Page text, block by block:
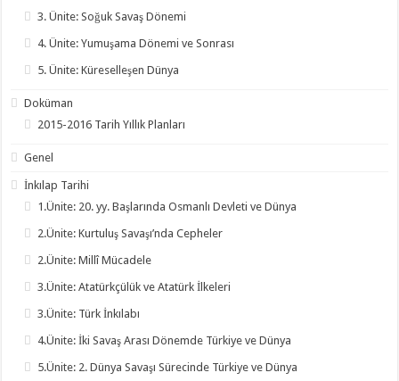
3. Ünite: Soğuk Savaş Dönemi
4. Ünite: Yumuşama Dönemi ve Sonrası
5. Ünite: Küreselleşen Dünya
Doküman
2015-2016 Tarih Yıllık Planları
Genel
İnkılap Tarihi
1.Ünite: 20. yy. Başlarında Osmanlı Devleti ve Dünya
2.Ünite: Kurtuluş Savaşı’nda Cepheler
2.Ünite: Millî Mücadele
3.Ünite: Atatürkçülük ve Atatürk İlkeleri
3.Ünite: Türk İnkılabı
4.Ünite: İki Savaş Arası Dönemde Türkiye ve Dünya
5.Ünite: 2. Dünya Savaşı Sürecinde Türkiye ve Dünya